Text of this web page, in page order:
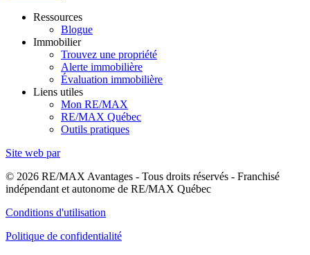
Ressources
Blogue
Immobilier
Trouvez une propriété
Alerte immobilière
Évaluation immobilière
Liens utiles
Mon RE/MAX
RE/MAX Québec
Outils pratiques
Site web par
© 2026 RE/MAX Avantages - Tous droits réservés - Franchisé
indépendant et autonome de RE/MAX Québec
Conditions d'utilisation
Politique de confidentialité